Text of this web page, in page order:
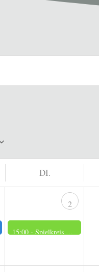
DI.
2
15:00 -Spielkreis der Männer